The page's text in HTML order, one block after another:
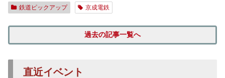
鉄道ピックアップ 京成電鉄
過去の記事一覧へ
直近イベント